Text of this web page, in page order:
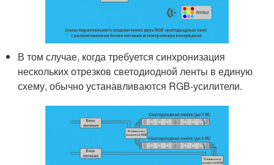
В том случае, когда требуется синхронизация
нескольких отрезков светодиодной ленты в единую
схему, обычно устанавливаются RGB-усилители.